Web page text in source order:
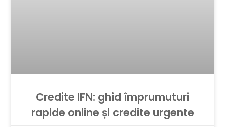
Credite IFN: ghid împrumuturi
rapide online și credite urgente